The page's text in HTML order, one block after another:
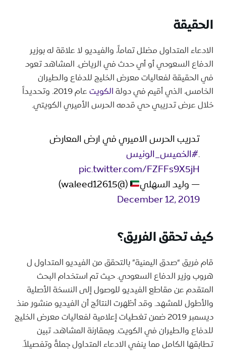
الحقيقة
الادعاء المتداول مضلل تماماً، والفيديو لا علاقة له بوزير
الدفاع السعودي أو أي حدث في الرياض. المشاهد تعود
في الحقيقة لفعاليات معرض الخليج للدفاع والطيران
الخامس، الذي أقيم في دولةالكويت
عام 2019. وتحديداً
خلال عرض تدريبي حي قدمه الحرس الأميري الكويتي.
تدريب الحرس الاميري في ارض المعارض
.#الخميس_الونيس
pic.twitter.com/FZFFs9X5jH
— وليد السهلي
(@waleed12615)
December 12, 2019
كيف تحقق الفريق؟
قام فريق “صدق اليمنية” بالتحقق من الفيديو المتداول ل
هروب وزير الدفاع السعودي. حيث تم استخدام البحث
المتقدم عن مقاطع الفيديو للوصول إلى النسخة الأصلية
والأطول للمشهد. وقد أظهرت النتائج أن الفيديو منشور منذ
ديسمبر 2019 ضمن تغطيات إعلامية لفعاليات معرض الخليج
للدفاع والطيران في الكويت. وبمقارنة المشاهد، تبين
تطابقها الكامل مما ينفي الادعاء المتداول جملةً وتفصيلاً.